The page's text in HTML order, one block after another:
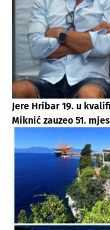
Jere Hribar 19. u
Miknić zauzeo 51.